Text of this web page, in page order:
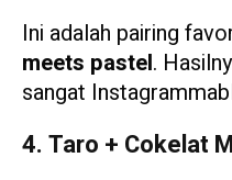
Ini adalah pairing
meets pastel.
sangat
4. Taro + Cokelat